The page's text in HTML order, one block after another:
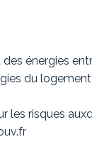
énergies
du
les risques